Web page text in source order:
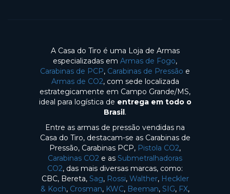
A Casa do Tiro é uma Loja de Armas
especializadas em Armas de Fogo,
Carabinas de PCP, Carabinas de Pressão e
Armas de CO2, com sede localizada
estrategicamente em Campo Grande/MS,
ideal para logística de entrega em todo o
Brasil.
Entre as armas de pressão vendidas na
Casa do Tiro, destacam-se as Carabinas de
Pressão, Carabinas PCP, Pistola CO2,
Carabinas CO2 e as Submetralhadoras
CO2, das mais diversas marcas, como:
CBC, Bereta, Sag, Rossi, Walther, Heckler
& Koch, Crosman, KWC, Beeman, SIG, FX,